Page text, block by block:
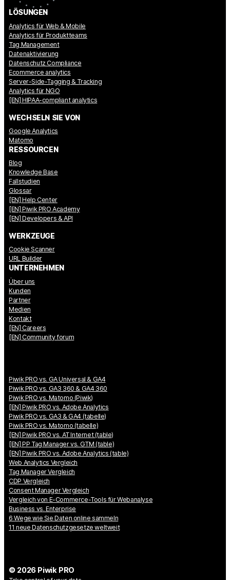
LÖSUNGEN
Analytics für Web & Mobile
Analytics für Produktteams
Tag Management
Datenaktivierung
Datenschutz Compliance
Ecommerce analytics
Server-Side-Tagging & Tracking
Analytics für NGO
[EN] HIPAA-compliant analytics
WECHSELN SIE VON
Google Analytics
Matomo
RESSOURCEN
Blog
Knowledge Base
Fallstudien
Glossar
[EN] Help Center
[EN] Piwik PRO Academy
[EN] Developers & API
WERKZEUGE
Cookie Scanner
URL Builder
UNTERNEHMEN
Über uns
Kunden
Partner
Medien
Kontakt
[EN] Careers
[EN] Community forum
Piwik PRO vs. GA Universal & GA4
Piwik PRO vs. GA3 360 & GA4 360
Piwik PRO vs. Matomo (Piwik)
[EN] Piwik PRO vs. Adobe Analytics
Piwik PRO vs. GA3 & GA4 (tabelle)
Piwik PRO vs. Matomo (tabelle)
[EN] Piwik PRO vs. AT Internet (table)
[EN] PP Tag Manager vs. GTM (table)
[EN] Piwik PRO vs. Adobe Analytics (table)
Web Analytics Vergleich
Tag Manager Vergleich
CDP Vergleich
Consent Manager Vergleich
Vergleich von E-Commerce-Tools für Webanalyse
Business vs. Enterprise
6 Wege wie Sie Daten online sammeln
11 neue Datenschutzgesetze weltweit
© 2026 Piwik PRO